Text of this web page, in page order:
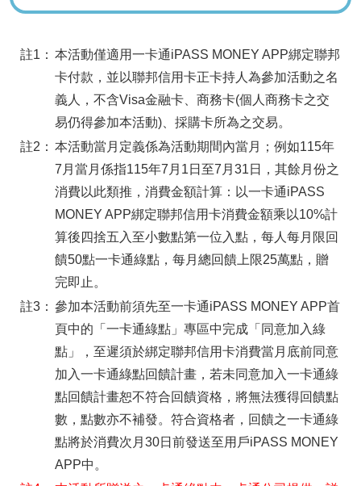
註1： 本活動僅適用一卡通iPASS MONEY APP綁定聯邦
卡付款，並以聯邦信用卡正卡持人為參加活動之名
義人，不含Visa金融卡、商務卡(個人商務卡之交
易仍得參加本活動)、採購卡所為之交易。
註2： 本活動當月定義係為活動期間內當月；例如115年
7月當月係指115年7月1日至7月31日，其餘月份之
消費以此類推，消費金額計算：以一卡通iPASS
MONEY APP綁定聯邦信用卡消費金額乘以10%計
算後四捨五入至小數點第一位入點，每人每月限回
饋50點一卡通綠點，每月總回饋上限25萬點，贈
完即止。
註3： 參加本活動前須先至一卡通iPASS MONEY APP首
頁中的「一卡通綠點」專區中完成「同意加入綠
點」，至遲須於綁定聯邦信用卡消費當月底前同意
加入一卡通綠點回饋計畫，若未同意加入一卡通綠
點回饋計畫恕不符合回饋資格，將無法獲得回饋點
數，點數亦不補發。符合資格者，回饋之一卡通綠
點將於消費次月30日前發送至用戶iPASS MONEY
APP中。